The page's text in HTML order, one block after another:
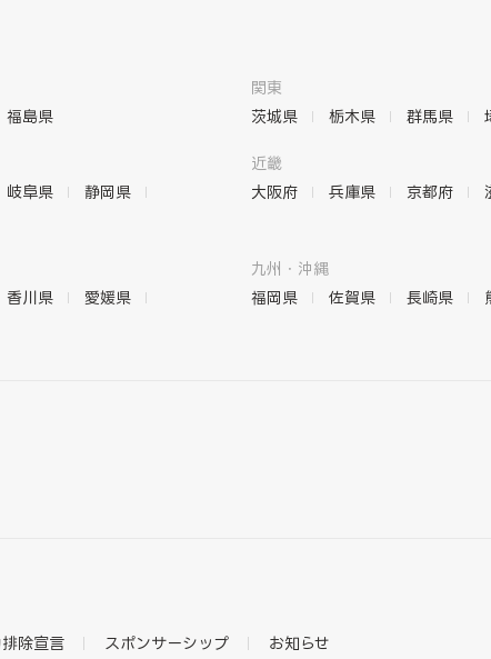
福島県
関東
茨城県
栃木県 群馬県
岐阜県
静岡県
近畿
大阪府
兵庫県 京都府
香川県
愛媛県
九州・沖縄
福岡県
佐賀県 長崎県
除宣言 スポンサーシップ お知らせ